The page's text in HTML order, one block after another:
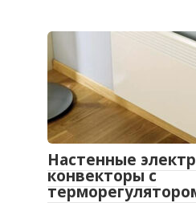
Настенные
конвекторы с